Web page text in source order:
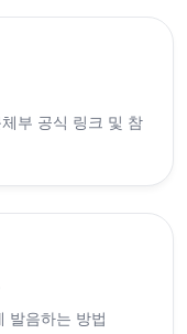
부 공식 링크 및 참
발음하는 방법